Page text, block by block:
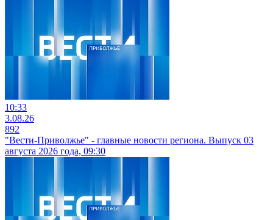
10:33
3.08.26
892
"Вести-Приволжье" - главные новости региона. Выпуск 03
августа 2026 года, 09:30